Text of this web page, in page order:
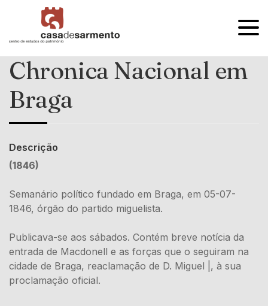
OPEN
Chronica Nacional em
Braga
Descrição
(1846)
Semanário político fundado em Braga, em 05-07-
1846, órgão do partido miguelista.
Publicava-se aos sábados. Contém breve notícia da
entrada de Macdonell e as forças que o seguiram na
cidade de Braga, reaclamação de D. Miguel |, à sua
proclamação oficial.